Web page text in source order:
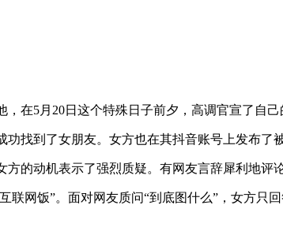
在5月20日这个特殊日子前夕，高调官宣了自己
找到了女朋友。女方也在其抖音账号上发布了
的动机表示了强烈质疑。有网友言辞犀利地评
网饭”。面对网友质问“到底图什么”，女方只